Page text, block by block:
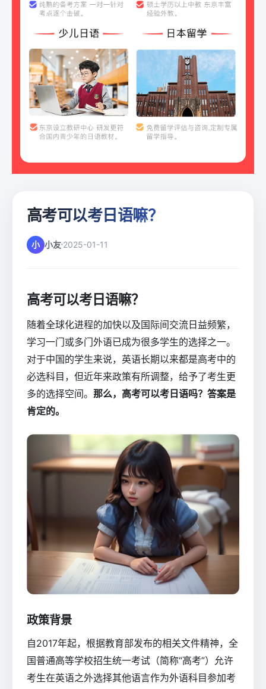
高考可以考日语嘛？
小 小友 2025-01-11
高考可以考日语嘛？
随着全球化进程的加快以及国际间交流日益频繁，
学习一门或多门外语已成为很多学生的选择之一。
对于中国的学生来说，英语长期以来都是高考中的
必选科目，但近年来政策有所调整，给予了考生更
多的选择空间。 那么，高考可以考日语吗？答案是
肯定的。
政策背景
自2017年起，根据教育部发布的相关文件精神，全
国普通高等学校招生统一考试（简称“高考”）允许
考生在英语之外选择其他语言作为外语科目参加考